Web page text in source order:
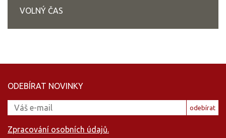
VOLNÝ ČAS
ODEBÍRAT NOVINKY
odebírat
Zpracování osobních údajů.